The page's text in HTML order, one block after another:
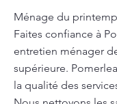
Ménage du
Faites confiance à
entretien ménager
supérieure.
la qualité des